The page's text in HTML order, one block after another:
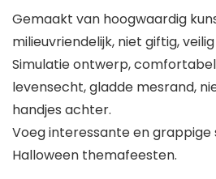
Gemaakt van hoogwaardig
milieuvriendelijk, niet giftig,
Simulatie ontwerp,
levensecht, gladde mesrand,
handjes achter.
Voeg interessante en
Halloween themafeesten.